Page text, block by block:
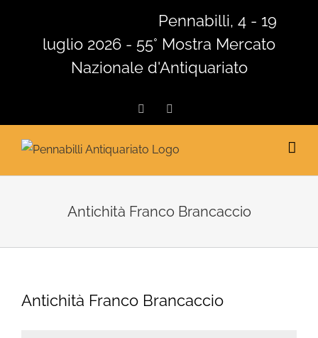
contenuto
Pennabilli, 4 - 19
luglio 2026 - 55° Mostra Mercato
Nazionale d'Antiquariato
Facebook
Antichità Franco Brancaccio
Antichità Franco Brancaccio